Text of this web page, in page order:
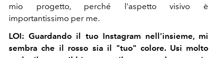
mio progetto, perché l'aspetto visivo è
importantissimo per me.
LOI: Guardando il tuo Instagram nell'insieme, mi
sembra che il rosso sia il "tuo" colore. Usi molto